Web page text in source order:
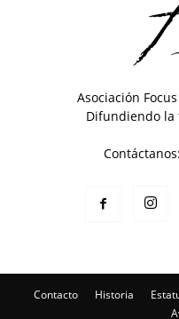
Asociación
Difundiendo la
Contáctanos:
Contacto Historia